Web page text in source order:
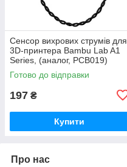
Сенсор вихрових струмів для
3D-принтера Bambu Lab A1
Series, (аналог, PCB019)
Готово до відправки
197 ₴
Купити
Про нас